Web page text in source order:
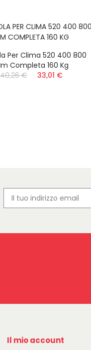
Per Clima 520 400 800
Completa 160 Kg
40,26 €
33,01 €
Il mio account